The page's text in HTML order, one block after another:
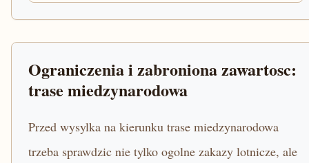
Ograniczenia i zabroniona zawartosc:
trase miedzynarodowa
Przed wysylka na kierunku trase miedzynarodowa
trzeba sprawdzic nie tylko ogolne zakazy lotnicze, ale